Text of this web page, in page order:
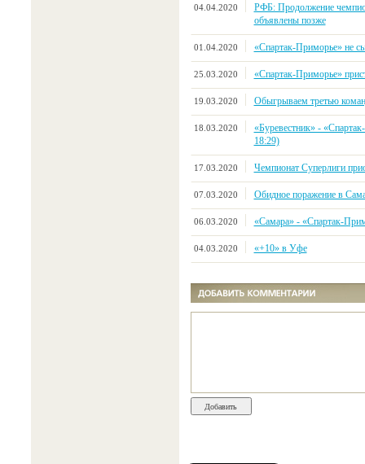
04.04.2020
РФБ: Продолжение
объявлены позже
01.04.2020 «Спартак-Приморье» не
25.03.2020 «Спартак-Приморье»
19.03.2020 Обыгрываем третью
18.03.2020
«Буревестник» -
18:29)
17.03.2020 Чемпионат Суперлиги
07.03.2020 Обидное поражение в
06.03.2020 «Самара» - «Спартак-
04.03.2020 «+10» в Уфе